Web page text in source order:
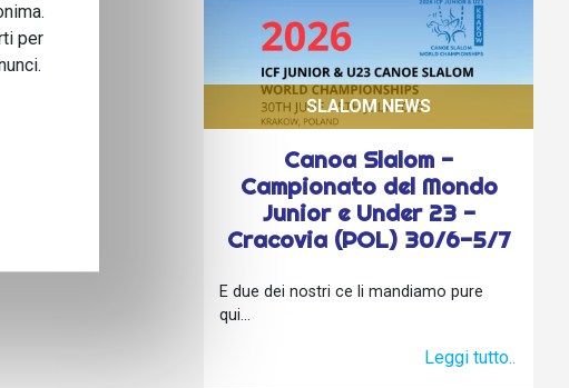
Canoa Slalom -
Campionato del Mondo
Junior e Under 23 -
Cracovia (POL) 30/6-5/7
SLALOM NEWS
E due dei nostri ce li mandiamo pure
qui...
Leggi tutto..
per